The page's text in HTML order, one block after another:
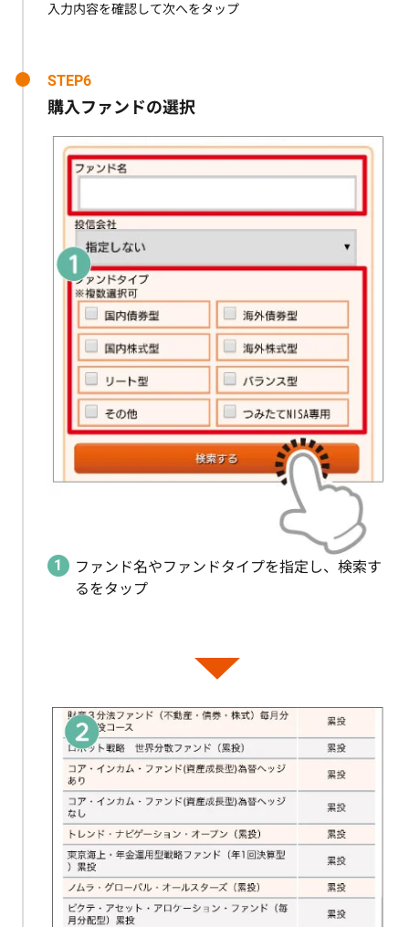
入力内容を確認して次へをタップ
STEP6
購入ファンドの選択
ファンド名やファンドタイプを指定し、検索す
るをタップ